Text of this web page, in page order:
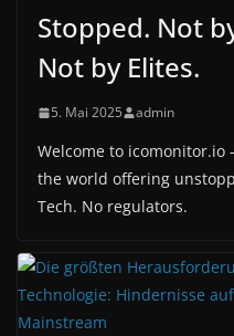
Stopped. Not
Not by Elites.
5. Mai 2025 admin
Welcome to icomonitor.io
the world offering
Tech. No regulators.